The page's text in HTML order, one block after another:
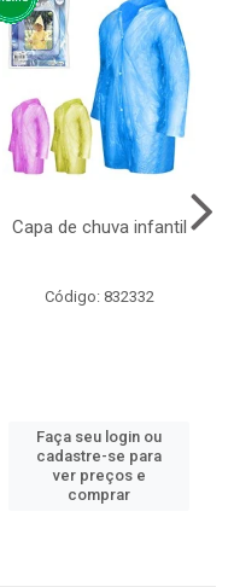
Capa de chuva infantil
Código: 832332
Faça seu login ou
cadastre-se para
ver preços e
comprar